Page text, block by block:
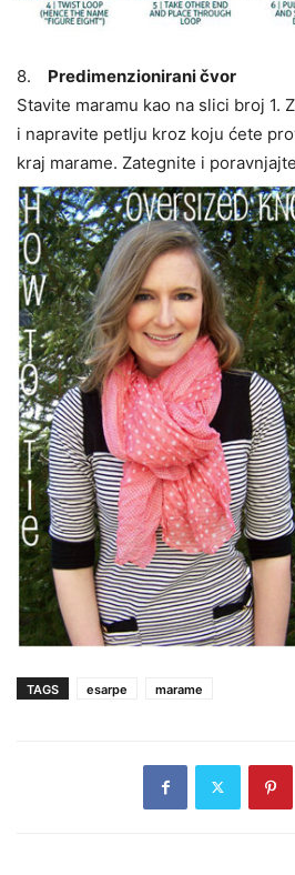
8.
Predimenzionirani čvor
Stavite maramu kao na slici broj 1.
i napravite petlju kroz koju ćete
kraj marame. Zategnite i
TAGS esarpe marame